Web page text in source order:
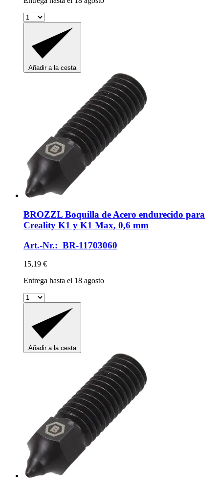
Añadir a la cesta
BROZZL Boquilla de Acero endurecido para
Creality K1 y K1 Max, 0,6 mm
Art.-Nr.: BR-11703060
15,19 €
Entrega hasta el 18 agosto
Añadir a la cesta